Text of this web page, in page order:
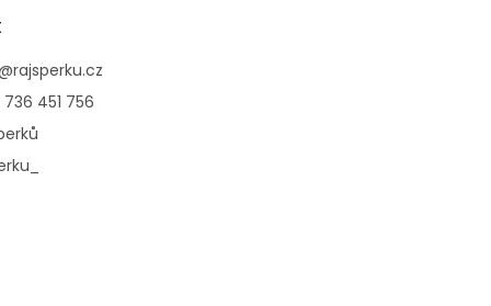
rajsperku.cz
451 756